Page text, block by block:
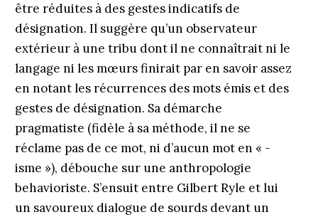
être réduites à des gestes indicatifs de
désignation. Il suggère qu’un observateur
extérieur à une tribu dont il ne connaîtrait ni le
langage ni les mœurs finirait par en savoir assez
en notant les récurrences des mots émis et des
gestes de désignation. Sa démarche
pragmatiste (fidèle à sa méthode, il ne se
réclame pas de ce mot, ni d’aucun mot en « -
isme »), débouche sur une anthropologie
behavioriste. S’ensuit entre Gilbert Ryle et lui
un savoureux dialogue de sourds devant un